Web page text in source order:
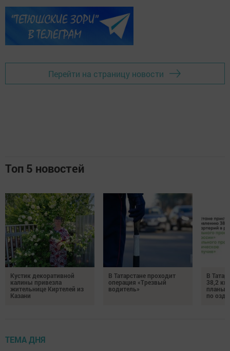
Перейти на страницу новости
Топ 5 новостей
Кустик декоративной
калины привезла
жительнице Киртелей из
Казани
В Татарстане проходит
операция «Трезвый
водитель»
В
38,2 км
планы
по
ТЕМА ДНЯ